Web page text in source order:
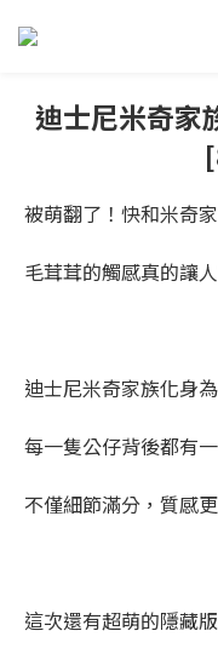
迪士尼米奇家
被萌翻了！快和米奇
毛茸茸的觸感真的讓
迪士尼米奇家族化身
每一隻公仔背後都有
不僅細節滿分，質感
這次還有超萌的隱藏